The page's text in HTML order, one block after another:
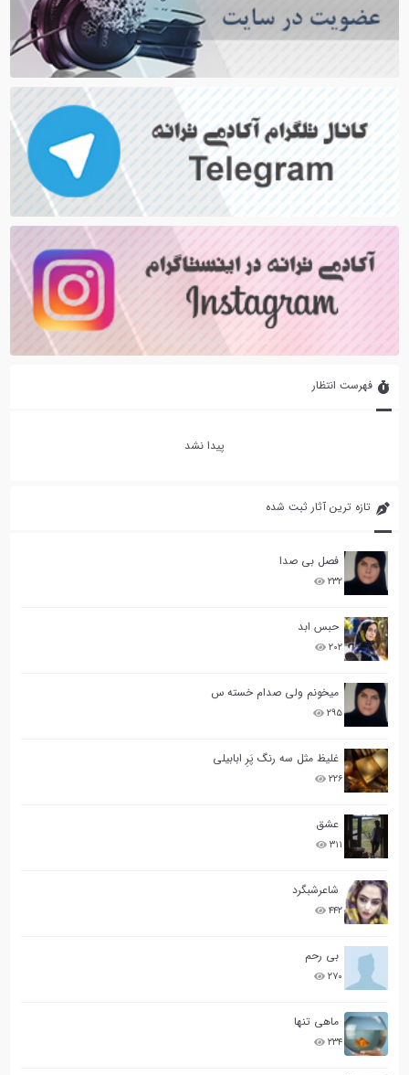
تازه ترین آثار ثبت شده
فصل بی صدا
۲۳۲
حبس ابد
۲۰۲
میخونم ولی صدام خسته س
۲۹۵
غلیظ مثل سه رنگ پَرِ ابابیلی
۲۲۶
عشق
۳۱۱
شاعرشبگرد
۴۴۲
بی رحم
۲۷۰
ماهی تنها
۲۳۴
فهرست انتظار
پیدا نشد